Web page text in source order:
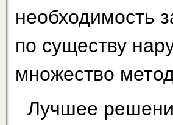
необходимость
по существу
множество
Лучшее